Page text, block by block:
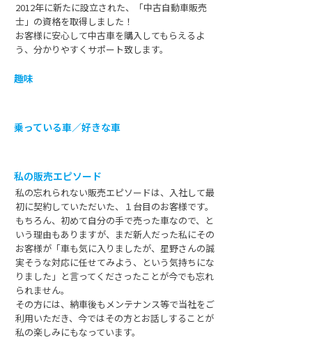
2012年に新たに設立された、「中古自動車販売
士」の資格を取得しました！
お客様に安心して中古車を購入してもらえるよ
う、分かりやすくサポート致します。
趣味
乗っている車／好きな車
私の販売エピソード
私の忘れられない販売エピソードは、入社して最
初に契約していただいた、１台目のお客様です。
もちろん、初めて自分の手で売った車なので、と
いう理由もありますが、まだ新人だった私にその
お客様が「車も気に入りましたが、星野さんの誠
実そうな対応に任せてみよう、という気持ちにな
りました」と言ってくださったことが今でも忘れ
られません。
その方には、納車後もメンテナンス等で当社をご
利用いただき、今ではその方とお話しすることが
私の楽しみにもなっています。